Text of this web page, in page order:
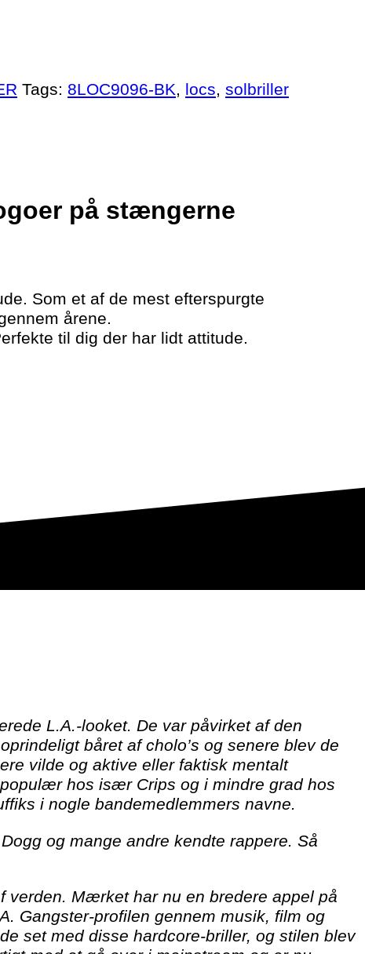
Tags: 8LOC9096-BK, locs, solbriller
på stængerne
Som et af de mest efterspurgte
årene.
til dig der har lidt attitude.
L.A.-looket. De var påvirket af den
båret af cholo’s og senere blev de
vilde og aktive eller faktisk mentalt
hos især Crips og i mindre grad hos
i nogle bandemedlemmers navne.
og mange andre kendte rappere. Så
verden. Mærket har nu en bredere appel på
Gangster-profilen gennem musik, film og
set med disse hardcore-briller, og stilen blev